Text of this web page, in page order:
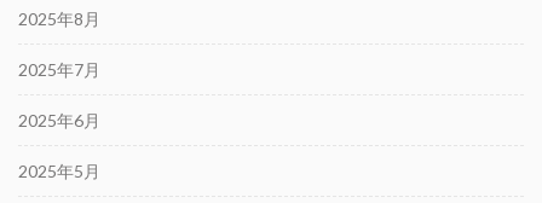
2025年8月
2025年7月
2025年6月
2025年5月